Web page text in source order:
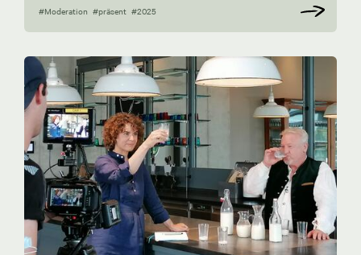
#Moderation #präsent #2025